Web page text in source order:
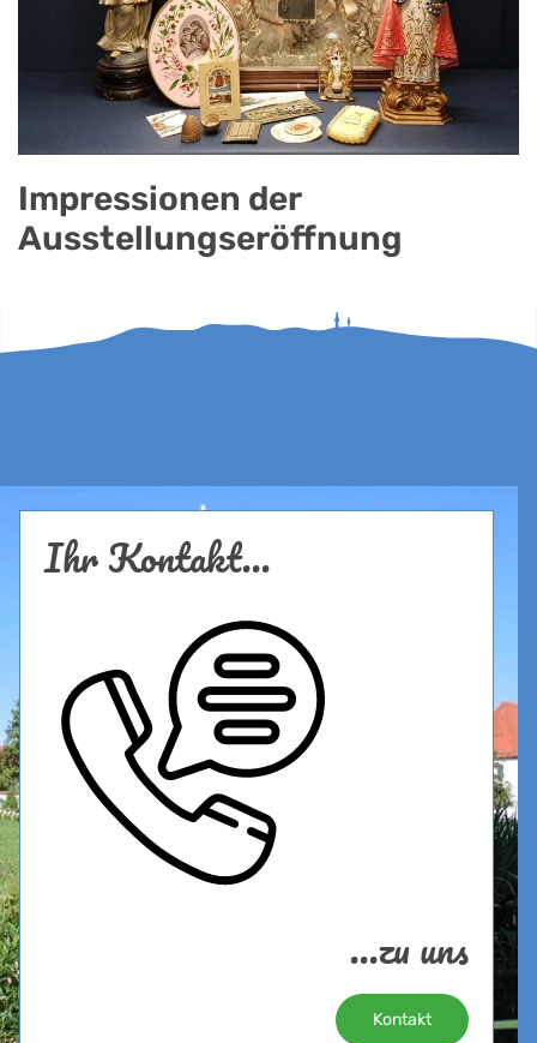
Impressionen der
Ausstellungseröffnung
Ihr Kontakt...
...zu uns
Kontakt